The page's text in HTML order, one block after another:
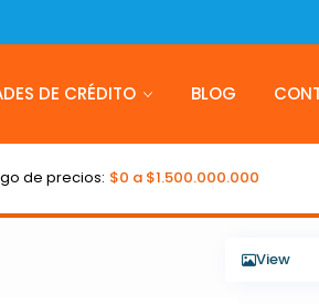
DE CRÉDITO BLOG
de precios: $0 a $1.500.000.000
View